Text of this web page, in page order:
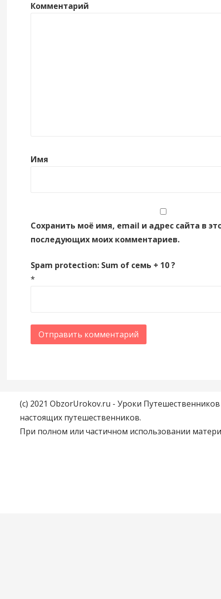
Комментарий
Имя
Сохранить моё имя, email и адрес сайта в
последующих моих комментариев.
Spam protection: Sum of семь + 10 ?
*
(c) 2021 ObzorUrokov.ru - Уроки
настоящих путешественников.
При полном или частичном использовании